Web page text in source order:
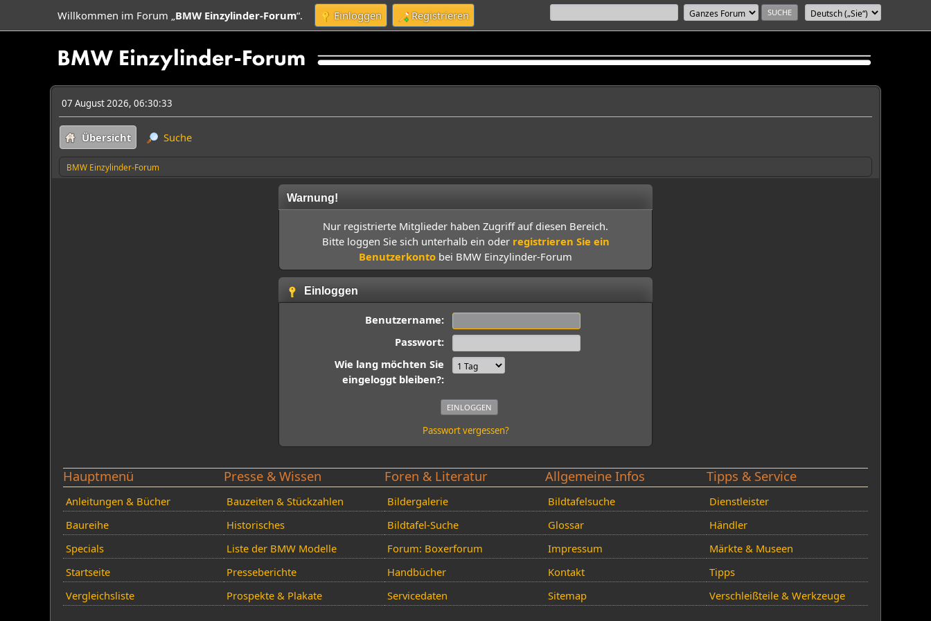
Willkommen im Forum „BMW Einzylinder-Forum“. Einloggen Registrieren
07 August 2026, 06:30:33
Übersicht Suche
BMW Einzylinder-Forum
Warnung!
Nur registrierte Mitglieder haben Zugriff auf diesen Bereich.
Bitte loggen Sie sich unterhalb ein oder registrieren Sie ein
Benutzerkonto bei BMW Einzylinder-Forum
Einloggen
Benutzername:
Passwort:
Wie lang möchten Sie
eingeloggt bleiben?:
Passwort vergessen?
Hauptmenü
Anleitungen & Bücher
Baureihe
Specials
Startseite
Vergleichsliste
Presse & Wissen
Bauzeiten & Stückzahlen
Historisches
Liste der BMW Modelle
Presseberichte
Prospekte & Plakate
Foren & Literatur
Bildergalerie
Bildtafel-Suche
Forum: Boxerforum
Handbücher
Servicedaten
Allgemeine Infos
Bildtafelsuche
Glossar
Impressum
Kontakt
Sitemap
Tipps & Service
Dienstleister
Händler
Märkte & Museen
Tipps
Verschleißteile & Werkzeuge